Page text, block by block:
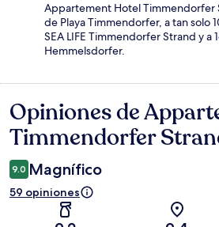
Appartement Hotel Timmendorfer
de Playa Timmendorfer, a tan solo
SEA LIFE Timmendorfer Strand y a
Hemmelsdorfer.
Opiniones
Opiniones de
Timmendorfer
9.0 Magnífico
59 opiniones